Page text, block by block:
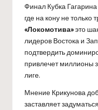
Финал Кубка
где на кону не
«Локомотива»это
лидеров Востока и
подтвердить
привлечет миллионы
лиге.
Мнение Крикунова
заставляет